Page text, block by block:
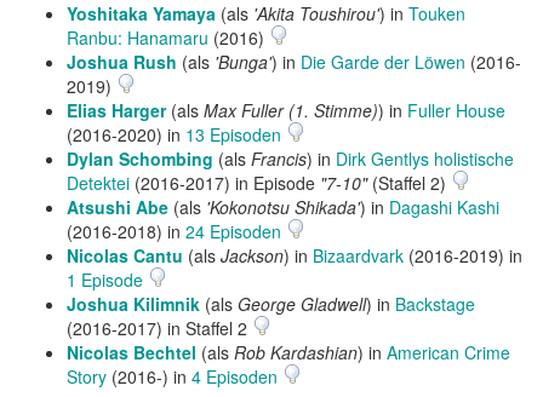
Yoshitaka Yamaya (als 'Akita Toushirou') in Touken
Ranbu: Hanamaru (2016)
Joshua Rush (als 'Bunga') in Die Garde der Löwen (2016-
2019)
Elias Harger(als Max Fuller (1. Stimme)) in Fuller House
(2016-2020) in 13 Episoden
Dylan Schombing (als Francis) in Dirk Gentlys holistische
Detektei (2016-2017) in Episode "7-10"(Staffel 2)
Atsushi Abe (als 'Kokonotsu Shikada') in Dagashi Kashi
(2016-2018) in 24 Episoden
Nicolas Cantu (als Jackson) in Bizaardvark (2016-2019) in
1 Episode
Joshua Kilimnik (als George Gladwell) in Backstage
(2016-2017) in Staffel 2
Nicolas Bechtel (als Rob Kardashian) in American Crime
Story (2016-) in 4 Episoden